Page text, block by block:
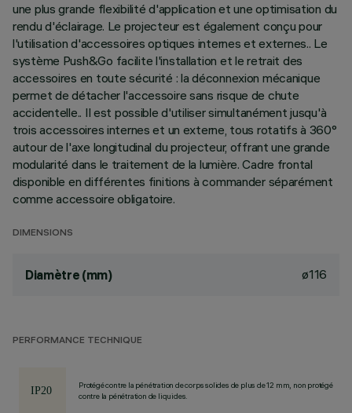
une plus grande flexibilité d'application et une optimisation du
rendu d'éclairage. Le projecteur est également conçu pour
l'utilisation d'accessoires optiques internes et externes.. Le
système Push&Go facilite l'installation et le retrait des
accessoires en toute sécurité : la déconnexion mécanique
permet de détacher l'accessoire sans risque de chute
accidentelle.. Il est possible d'utiliser simultanément jusqu'à
trois accessoires internes et un externe, tous rotatifs à 360°
autour de l'axe longitudinal du projecteur, offrant une grande
modularité dans le traitement de la lumière. Cadre frontal
disponible en différentes finitions à commander séparément
comme accessoire obligatoire.
DIMENSIONS
Diamètre (mm) ø116
PERFORMANCE TECHNIQUE
Protégé contre la pénétration de corps solides de plus de 12 mm, non protégé
contre la pénétration de liquides.